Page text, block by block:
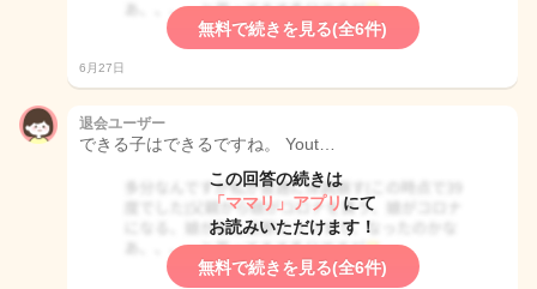
無料で続きを見る(全6件)
6月27日
退会ユーザー
できる子はできるですね。 Yout…
この回答の続きは
「ママリ」アプリ にて
お読みいただけます！
無料で続きを見る(全6件)